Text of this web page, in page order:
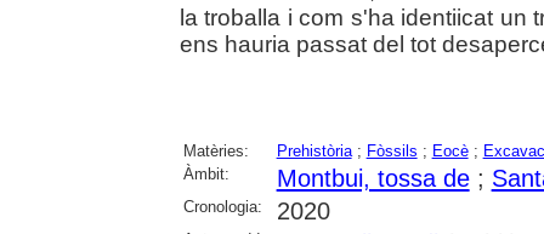
la troballa i com s'ha identiicat un
ens hauria passat del tot
Matèries: Prehistòria; Fòssils ; Eocè;
Àmbit:
Montbui, tossa de;
Cronologia: 2020